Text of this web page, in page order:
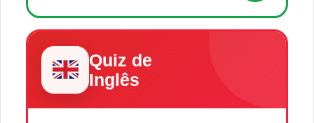
Quiz de
Inglês